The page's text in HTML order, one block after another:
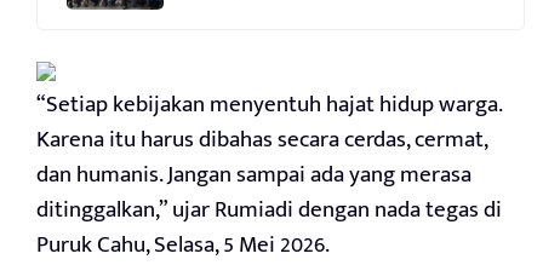
“Setiap kebijakan menyentuh hajat hidup warga.
Karena itu harus dibahas secara cerdas, cermat,
dan humanis. Jangan sampai ada yang merasa
ditinggalkan,” ujar Rumiadi dengan nada tegas di
Puruk Cahu, Selasa, 5 Mei 2026.